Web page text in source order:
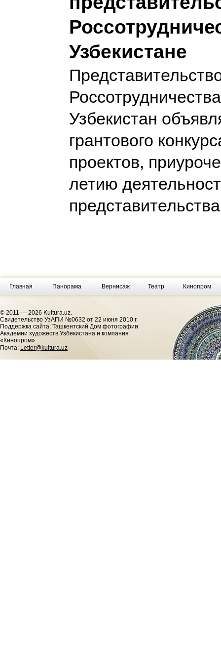
Узбекистане
Узбекистан
грантового
проектов,
летию
Главная Панорама Вернисаж Театр Кинопром
© 2011 — 2026 Kultura.uz.
Cвидетельство УзАПИ №0632 от 22 июня 2010 г.
Поддержка сайта: Ташкентский Дом фотографии
Академии художеств Узбекистана и компания
«Кинопром»
Почта: Letter@kultura.uz